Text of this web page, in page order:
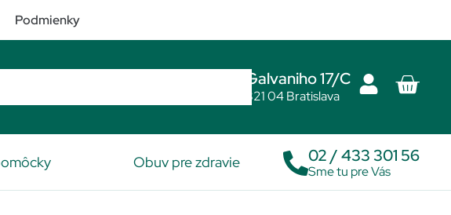
Podmienky
Galvaniho 17/C
821 04 Bratislava
Obuv pre zdravie 02 / 433 301 56
Sme tu pre Vás